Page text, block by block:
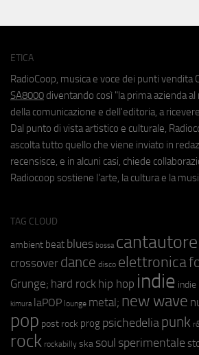
ETICA
RadioCoop, musica e voce dei punti vendita
SA8000 diventando così "la prima azienda
della comunicazione e dell'editoria, a
Dal punto di vista artistico e culturale,
ascolta tutto quello che viene inviato in
recensisce, e in alcuni casi, chiede
Radiocoop sostiene l'arte, la cultura e la
TAG CLOUD
ambient beat blues bossa cantautore
crossover dance disco elettronica
Grunge; hard rock hip hop indie indie
kimura laPOP lounge metal; new wave
pop post rock prog psichedeliapunk
rock rockabilly ska soul sperimentale